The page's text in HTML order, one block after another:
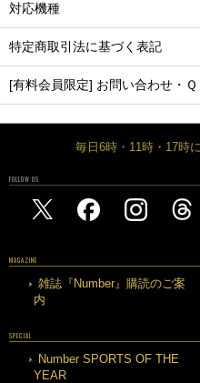
対応機種
特定商取引法に基づく表記
[有料会員限定] お問い合わせ・Ｑ
毎日6時・11時・17時
FOLLOW US
MAGAZINE
雑誌『Number』購読のご案
内
SPECIAL
Number SPORTS OF THE
YEAR